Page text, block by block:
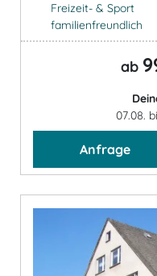
Freizeit- & Sport
familienfreundlich
ab
07.08.
Anfrage